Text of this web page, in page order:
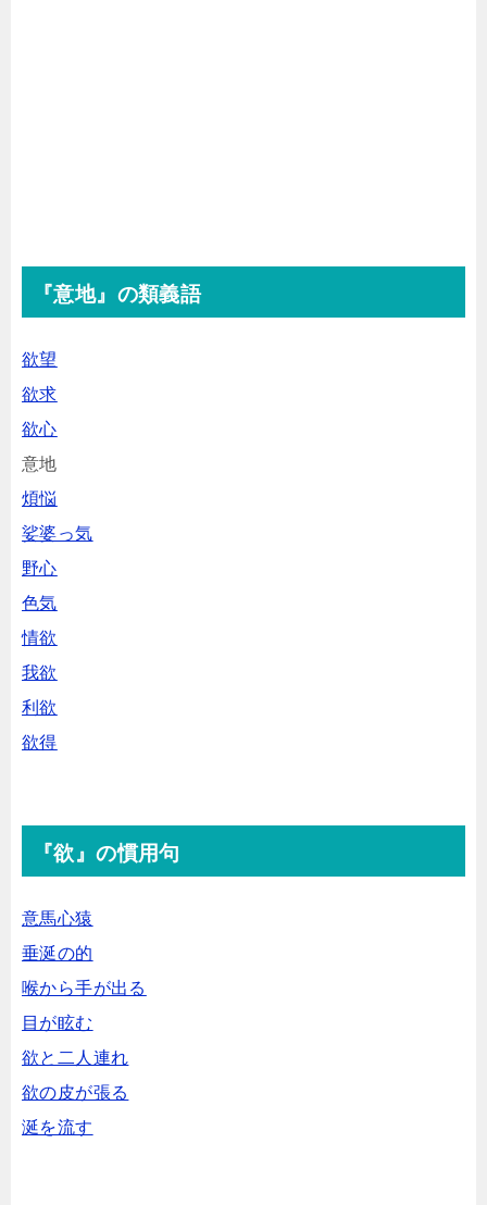
『意地』の類義語
欲望
欲求
欲心
意地
煩悩
娑婆っ気
野心
色気
情欲
我欲
利欲
欲得
『欲』の慣用句
意馬心猿
垂涎の的
喉から手が出る
目が眩む
欲と二人連れ
欲の皮が張る
涎を流す